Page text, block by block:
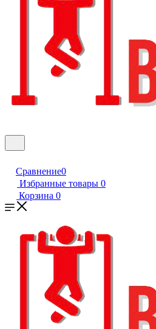
Сравнение0
Избранные товары 0
Корзина 0